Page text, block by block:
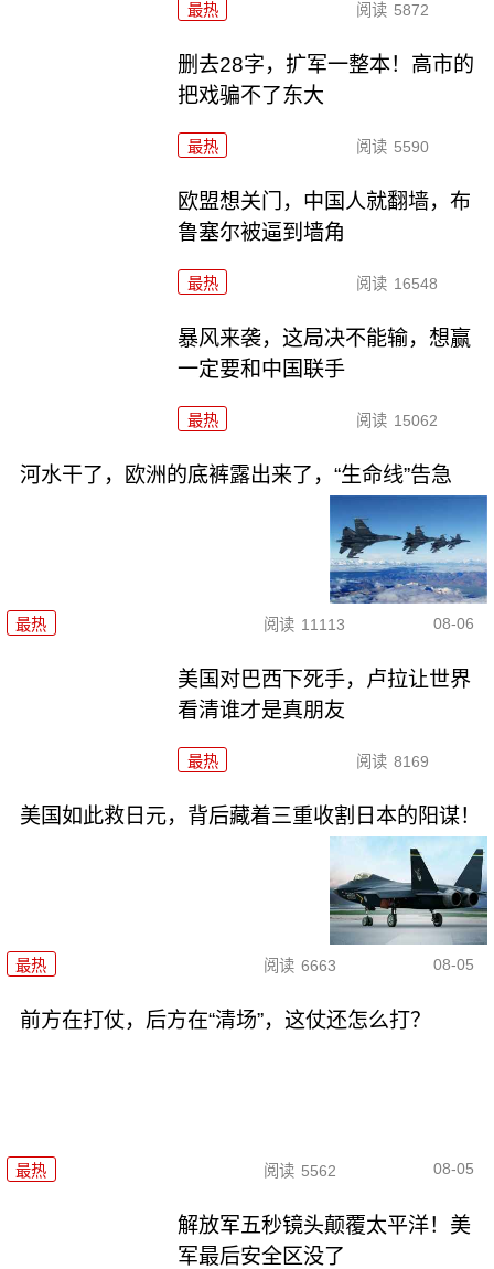
最热 阅读 5872
删去28字，扩军一整本！高市的
把戏骗不了东大
最热 阅读 5590
欧盟想关门，中国人就翻墙，布
鲁塞尔被逼到墙角
最热 阅读 16548
暴风来袭，这局决不能输，想赢
一定要和中国联手
最热 阅读 15062
河水干了，欧洲的底裤露出来了，“生命线”告急
最热 阅读 11113 08-06
美国对巴西下死手，卢拉让世界
看清谁才是真朋友
最热 阅读 8169
美国如此救日元，背后藏着三重收割日本的阳谋！
最热 阅读 6663 08-05
前方在打仗，后方在“清场”，这仗还怎么打？
最热 阅读 5562 08-05
解放军五秒镜头颠覆太平洋！美
军最后安全区没了